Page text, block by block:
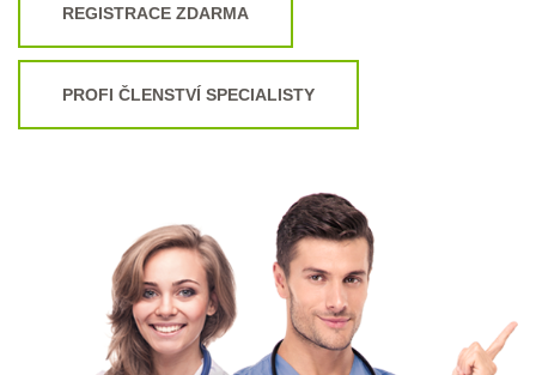
REGISTRACE ZDARMA
PROFI ČLENSTVÍ SPECIALISTY